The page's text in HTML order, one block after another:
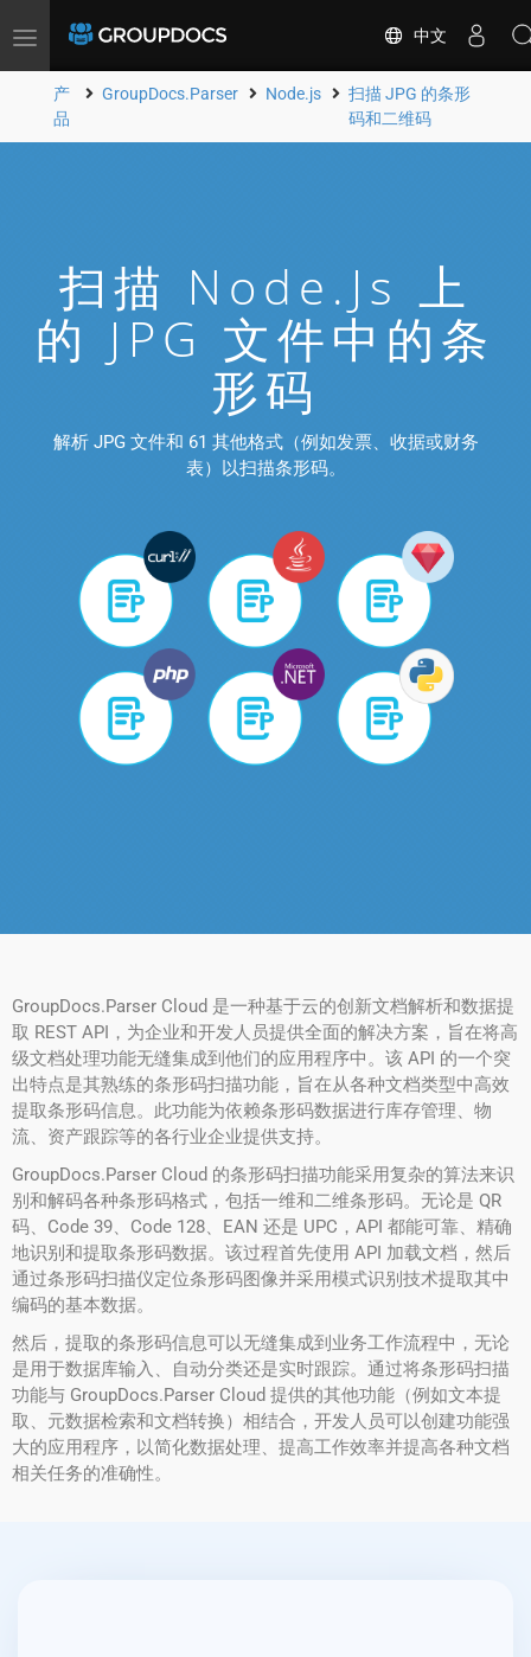
Toggle
中文
产
品
GroupDocs.Parser Node.js
扫描 JPG 的条形
码和二维码
扫描 Node.js 上
的 JPG 文件中的条
形码
解析 JPG 文件和 61 其他格式（例如发票、收据或财务
表）以扫描条形码。
GroupDocs.Parser Cloud 是一种基于云的创新文档解析和数据提
取 REST API，为企业和开发人员提供全面的解决方案，旨在将高
级文档处理功能无缝集成到他们的应用程序中。该 API 的一个突
出特点是其熟练的条形码扫描功能，旨在从各种文档类型中高效
提取条形码信息。此功能为依赖条形码数据进行库存管理、物
流、资产跟踪等的各行业企业提供支持。
GroupDocs.Parser Cloud 的条形码扫描功能采用复杂的算法来识
别和解码各种条形码格式，包括一维和二维条形码。无论是 QR
码、Code 39、Code 128、EAN 还是 UPC，API 都能可靠、精确
地识别和提取条形码数据。该过程首先使用 API 加载文档，然后
通过条形码扫描仪定位条形码图像并采用模式识别技术提取其中
编码的基本数据。
然后，提取的条形码信息可以无缝集成到业务工作流程中，无论
是用于数据库输入、自动分类还是实时跟踪。通过将条形码扫描
功能与 GroupDocs.Parser Cloud 提供的其他功能（例如文本提
取、元数据检索和文档转换）相结合，开发人员可以创建功能强
大的应用程序，以简化数据处理、提高工作效率并提高各种文档
相关任务的准确性。